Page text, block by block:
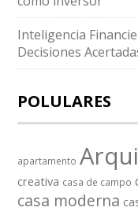
Inteligencia
Decisiones
POLULARES
apartamento
creativa casa de campo
casa moderna